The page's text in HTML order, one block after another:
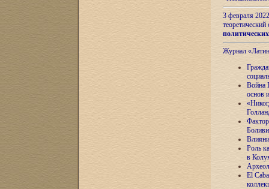
3 февраля
теоретический
Журнал
Война
основ
Роль
в
El